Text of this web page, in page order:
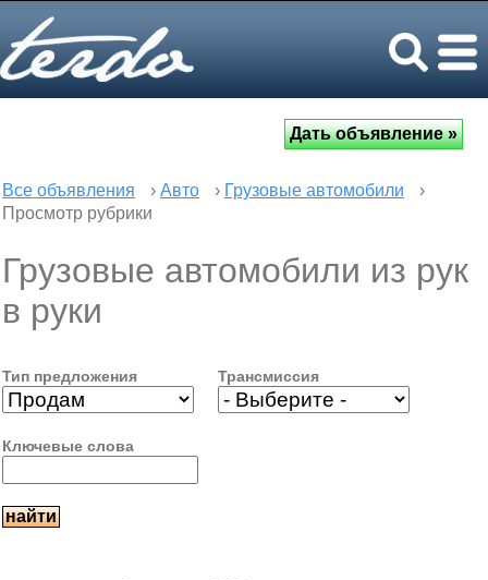
Все объявления › Авто › Грузовые автомобили
›
Просмотр рубрики
Грузовые автомобили из рук
в руки
Тип предложения Трансмиссия
Ключевые слова